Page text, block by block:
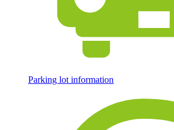
Parking lot information